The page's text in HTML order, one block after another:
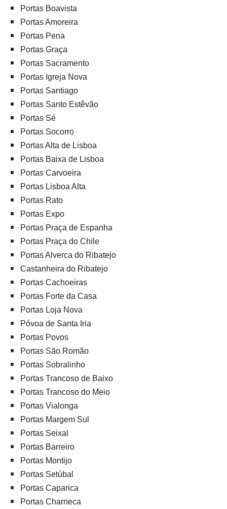
Portas Boavista
Portas Amoreira
Portas Pena
Portas Graça
Portas Sacramento
Portas Igreja Nova
Portas Santiago
Portas Santo Estêvão
Portas Sé
Portas Socorro
Portas Alta de Lisboa
Portas Baixa de Lisboa
Portas Carvoeira
Portas Lisboa Alta
Portas Rato
Portas Expo
Portas Praça de Espanha
Portas Praça do Chile
Portas Alverca do Ribatejo
Castanheira do Ribatejo
Portas Cachoeiras
Portas Forte da Casa
Portas Loja Nova
Póvoa de Santa Iria
Portas Povos
Portas São Romão
Portas Sobralinho
Portas Trancoso de Baixo
Portas Trancoso do Meio
Portas Vialonga
Portas Margem Sul
Portas Seixal
Portas Barreiro
Portas Montijo
Portas Setúbal
Portas Caparica
Portas Charneca